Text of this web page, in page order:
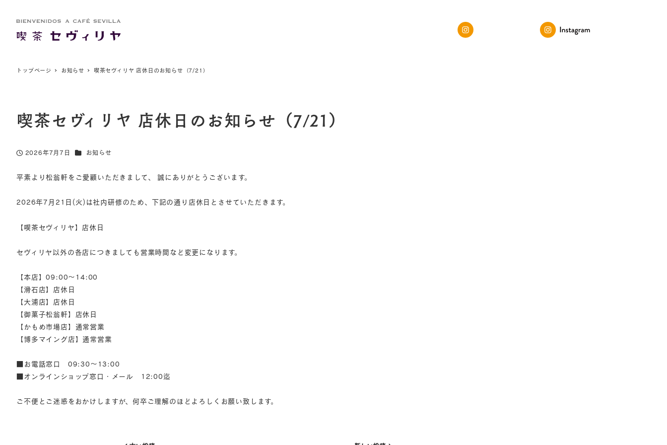
トップページ お知らせ 喫茶セヴィリヤ 店休日のお知らせ（7/21）
喫茶セヴィリヤ 店休日のお知らせ（7/21）
投稿日
2026年7月7日 カテゴリー
お知らせ
平素より松翁軒をご愛顧いただきまして、 誠にありがとうございます。
2026年7月21日(火)は社内研修のため、下記の通り店休日とさせていただきます。
【喫茶セヴィリヤ】店休日
セヴィリヤ以外の各店につきましても営業時間など変更になります。
【本店】09:00～14:00
【滑石店】店休日
【大浦店】店休日
【御菓子松翁軒】店休日
【かもめ市場店】通常営業
【博多マイング店】通常営業
■お電話窓口 09:30～13:00
■オンラインショップ窓口・メール 12:00迄
ご不便とご迷惑をおかけしますが、何卒ご理解のほどよろしくお願い致します。